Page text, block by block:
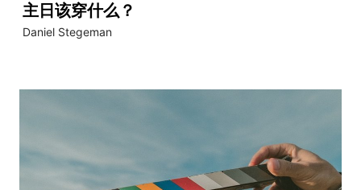
主日该穿什么？
Daniel Stegeman